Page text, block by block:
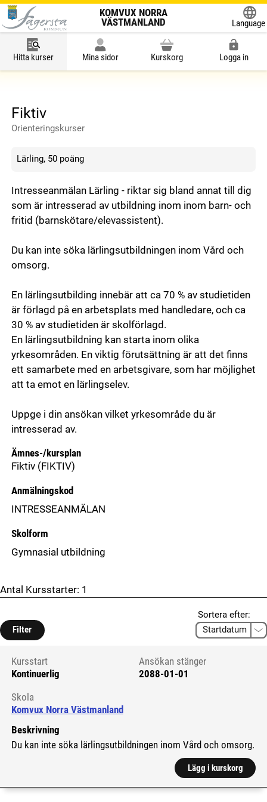
KOMVUX NORRA
VÄSTMANLAND
Language
Hitta kurser Mina sidor Kurskorg Logga in
Fiktiv
Orienteringskurser
Lärling, 50 poäng
Intresseanmälan Lärling - riktar sig bland annat till dig
som är intresserad av utbildning inom inom barn- och
fritid (barnskötare/elevassistent).
Du kan inte söka lärlingsutbildningen inom Vård och
omsorg.
En lärlingsutbilding innebär att ca 70 % av studietiden
är förlagd på en arbetsplats med handledare, och ca
30 % av studietiden är skolförlagd.
En lärlingsutbildning kan starta inom olika
yrkesområden. En viktig förutsättning är att det finns
ett samarbete med en arbetsgivare, som har möjlighet
att ta emot en lärlingselev.
Uppge i din ansökan vilket yrkesområde du är
intresserad av.
Ämnes-/kursplan
Fiktiv (FIKTIV)
Anmälningskod
INTRESSEANMÄLAN
Skolform
Gymnasial utbildning
Antal Kursstarter: 1
Filter
Sortera efter:
Kursstart 2513087
Kursstart
Kontinuerlig
Ansökan stänger
2088-01-01
Skola
Komvux Norra Västmanland
Beskrivning
Du kan inte söka lärlingsutbildningen inom Vård och omsorg.
Lägg i kurskorg
Visa